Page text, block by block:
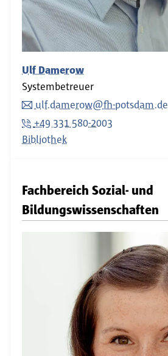
Ulf Damerow
Systembetreuer
ulf.damerow@fh-potsdam.de
+49 331 580-2003
Bibliothek
Fachbereich Sozial- und
Bildungswissenschaften